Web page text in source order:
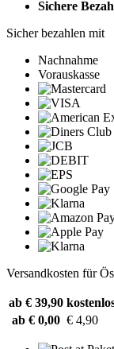
Sichere
Sicher bezahlen mit
Nachnahme
Vorauskasse
Versandkosten für
ab € 39,90
ab € 0,00 € 4,90